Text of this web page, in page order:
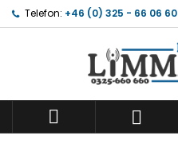
Telefon: +46 (0) 325 - 66 06 60
 